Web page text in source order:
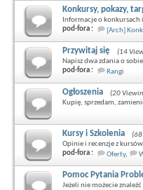
Konkursy, pokazy,
Informacje o
pod-fora :
[Arch]
Przywitaj się
(14
Napisz dwa zdania o
pod-fora :
Rangi
Ogłoszenia
(20
Kupię, sprzedam,
Kursy i Szkolenia
Opinie i recenzje z
pod-fora :
Oferty,
Pomoc Pytania
Jeżeli nie możecie